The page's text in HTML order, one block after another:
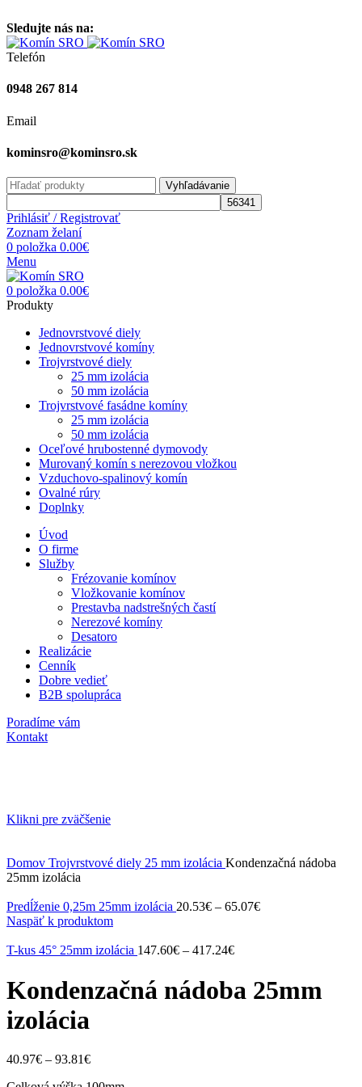
Sledujte nás na:
Telefón
0948 267 814
Email
kominsro@kominsro.sk
Vyhľadávanie
Prihlásiť / Registrovať
Zoznam želaní
0 položka 0.00€
Menu
0 položka 0.00€
Produkty
Jednovrstvové diely
Jednovrstvové komíny
Trojvrstvové diely
25 mm izolácia
50 mm izolácia
Trojvrstvové fasádne komíny
25 mm izolácia
50 mm izolácia
Oceľové hrubostenné dymovody
Murovaný komín s nerezovou vložkou
Vzduchovo-spalinový komín
Ovalné rúry
Doplnky
Úvod
O firme
Služby
Frézovanie komínov
Vložkovanie komínov
Prestavba nadstrešných častí
Nerezové komíny
Desatoro
Realizácie
Cenník
Dobre vedieť
B2B spolupráca
Poradíme vám
Kontakt
Klikni pre zväčšenie
Domov Trojvrstvové diely 25 mm izolácia Kondenzačná nádoba
25mm izolácia
Predĺženie 0,25m 25mm izolácia 20.53€ – 65.07€
Naspäť k produktom
T-kus 45° 25mm izolácia 147.60€ – 417.24€
Kondenzačná nádoba 25mm
izolácia
40.97€ – 93.81€